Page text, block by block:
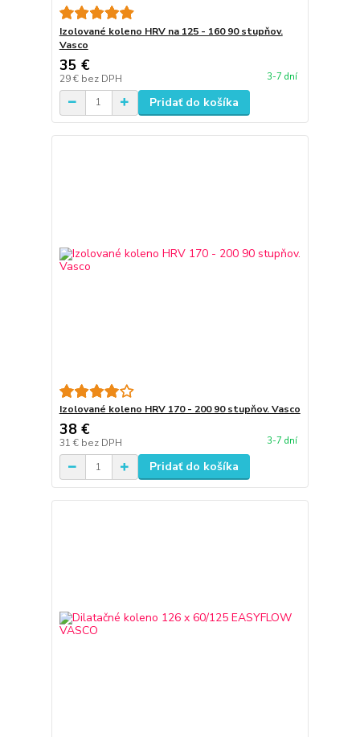
Izolované koleno HRV na 125 - 160 90 stupňov.
Vasco
35 €
29 € bez DPH 3-7 dní
Pridať do košíka
Izolované koleno HRV 170 - 200 90 stupňov. Vasco
38 €
31 € bez DPH 3-7 dní
Pridať do košíka